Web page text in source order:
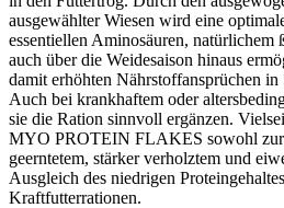
ausgewählter Wiesen wird eine
essentiellen Aminosäuren,
auch über die Weidesaison hinaus
damit erhöhten Nährstoffansprüchen
Auch bei krankhaftem oder
sie die Ration sinnvoll ergänzen.
MYO PROTEIN FLAKES sowohl
geerntetem, stärker verholztem und
Ausgleich des niedrigen
Kraftfutterrationen.